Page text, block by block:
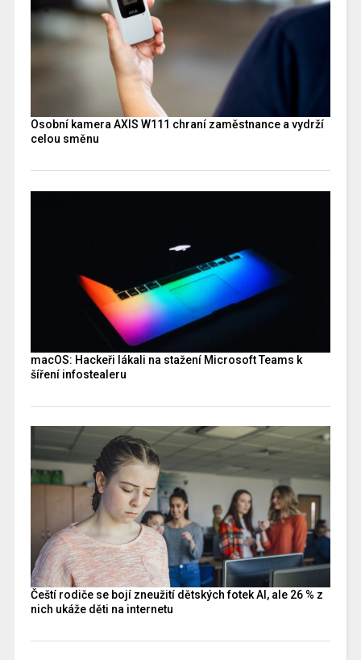
Osobní kamera AXIS W111 chraní zaměstnance a vydrží
celou směnu
macOS: Hackeři lákali na stažení Microsoft Teams k
šíření infostealeru
Čeští rodiče se bojí zneužití dětských fotek AI, ale 26 % z
nich ukáže děti na internetu